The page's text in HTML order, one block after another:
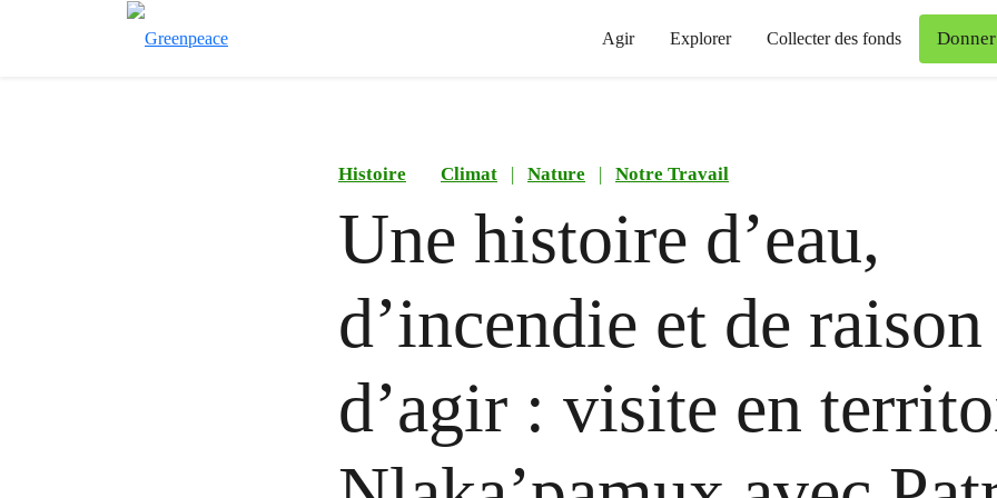
Agir Explorer Collecter des fonds Donner
Histoire Climat | Nature | Notre Travail
Une histoire d’eau,
d’incendie et de raison
d’agir : visite en